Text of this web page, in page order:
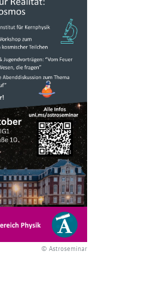
© Astroseminar